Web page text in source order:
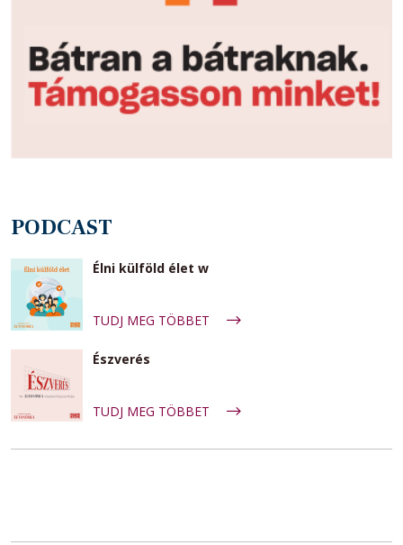
PODCAST
Élni külföld élet w
TUDJ MEG TÖBBET
Észverés
TUDJ MEG TÖBBET